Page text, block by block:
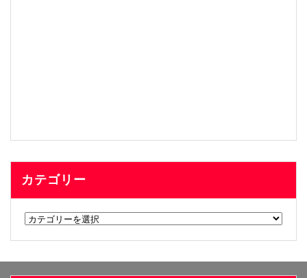
カテゴリー
カ
リ